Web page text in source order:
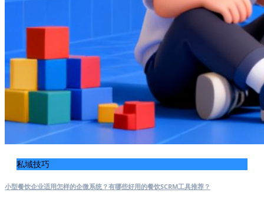
私域技巧
小型餐饮企业适用怎样的企微系统？有哪些好用的餐饮SCRM工具推荐？